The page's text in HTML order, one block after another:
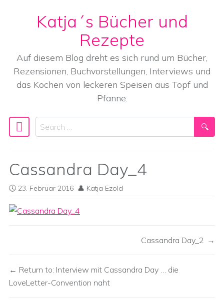
Skip to content
Katja´s Bücher und
Rezepte
Auf diesem Blog dreht es sich rund um Bücher,
Rezensionen, Buchvorstellungen, Interviews und
das Kochen von leckeren Speisen aus Topf und
Pfanne.
Main Navigation
Search
Cassandra Day_4
23. Februar 2016 Katja Ezold
Cassandra Day_2
Return to: Interview mit Cassandra Day … die
LoveLetter-Convention naht